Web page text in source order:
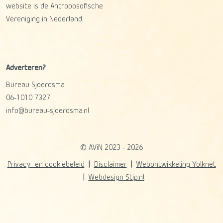
website is de Antroposofische
Vereniging in Nederland.
Adverteren?
Bureau Sjoerdsma
06-1010 7327
info@bureau-sjoerdsma.nl
© AViN 2023 - 2026
Privacy- en cookiebeleid Disclaimer
Webontwikkeling Yolknet
Webdesign Stip.nl